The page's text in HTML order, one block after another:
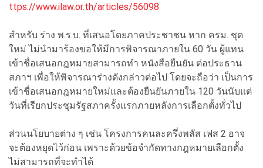
ttps://www.ilaw.or.th/articles/56098
สำหรับ ร่าง พ.ร.บ. ที่เสนอโดยภาคประชาชน หาก ครม. ชุด
ใหม่ ไม่นำมาร้องขอให้มีการพิจารณาภายใน 60 วัน ผู้แทน
เข้าชื่อเสนอกฎหมายสามารถทำ หนังสือยืนยัน ต่อประธาน
สภาฯ เพื่อให้พิจารณาร่างดังกล่าวต่อไป โดยจะถือว่า เป็นการ
เข้าชื่อเสนอกฎหมายใหม่และต้องยืนยันภายใน 120 วันนับแต่
วันที่เรียกประชุมรัฐสภาครั้งแรกภายหลังการเลือกตั้งทั่วไป
ส่วนนโยบายต่าง ๆ เช่น โครงการคนละครึ่งพลัส เฟส 2 อาจ
จะต้องหยุดไว้ก่อน เพราะด้วยข้อจำกัดทางกฎหมายเลือกตั้ง
ไม่สามารถที่จะทำได้